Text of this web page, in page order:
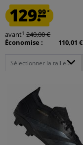
129.99*
avant1 240,00 €
Économise :
110,01 €
Sélectionner la taille...